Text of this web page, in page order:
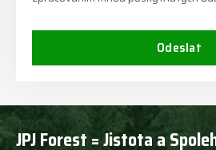
Odeslat
JPJ Forest = Jistota a